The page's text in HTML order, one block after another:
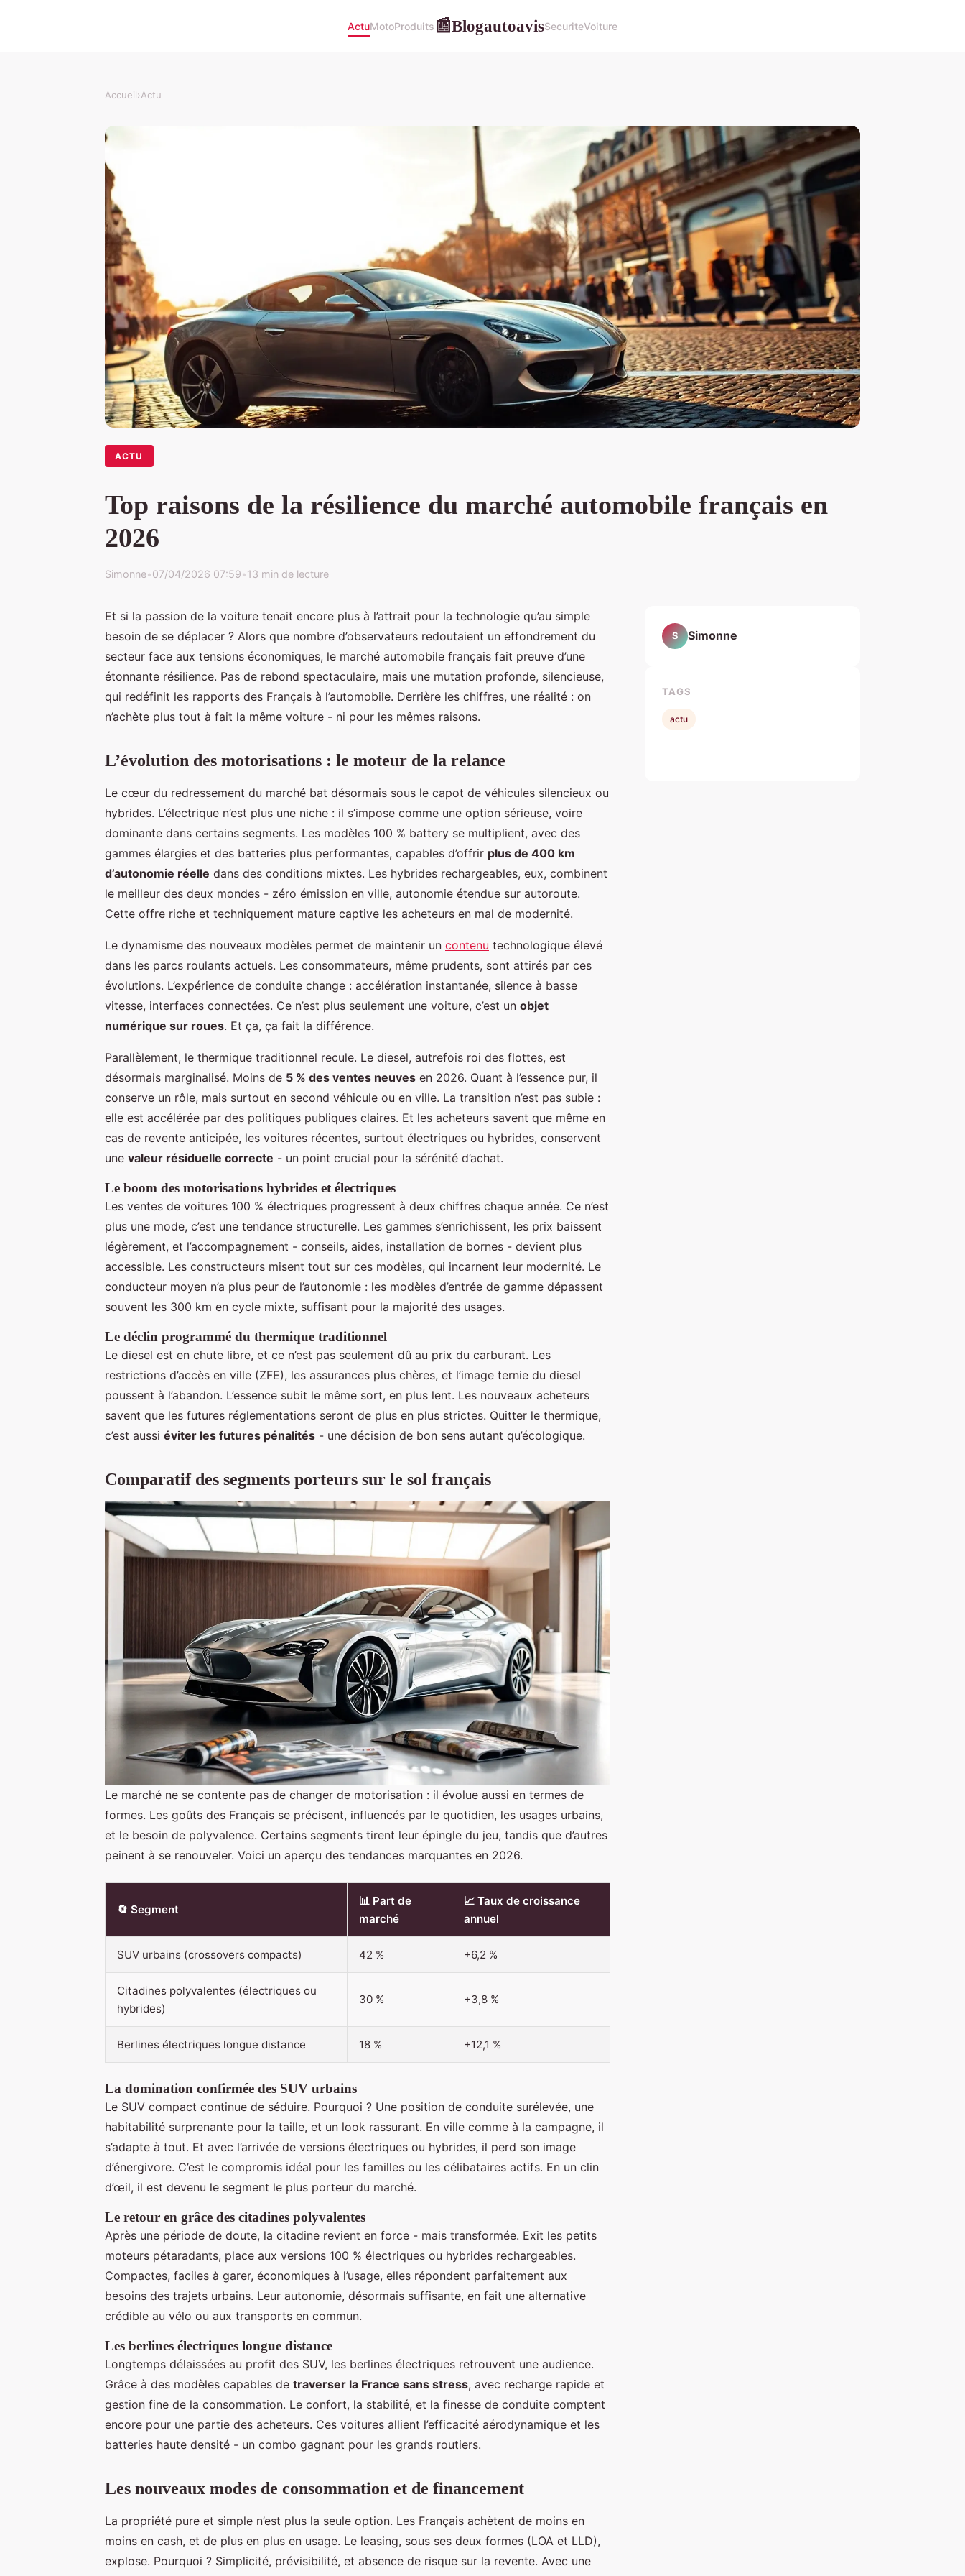
ActuMotoProduits 📰BlogautoavisSecuriteVoiture
Accueil›Actu
ACTU
Top raisons de la résilience du marché automobile français en
2026
Simonne•07/04/2026 07:59•13 min de lecture
Et si la passion de la voiture tenait encore plus à l’attrait pour la technologie qu’au simple
besoin de se déplacer ? Alors que nombre d’observateurs redoutaient un effondrement du
secteur face aux tensions économiques, le marché automobile français fait preuve d’une
étonnante résilience. Pas de rebond spectaculaire, mais une mutation profonde, silencieuse,
qui redéfinit les rapports des Français à l’automobile. Derrière les chiffres, une réalité : on
n’achète plus tout à fait la même voiture - ni pour les mêmes raisons.
L’évolution des motorisations : le moteur de la relance
Le cœur du redressement du marché bat désormais sous le capot de véhicules silencieux ou
hybrides. L’électrique n’est plus une niche : il s’impose comme une option sérieuse, voire
dominante dans certains segments. Les modèles 100 % battery se multiplient, avec des
gammes élargies et des batteries plus performantes, capables d’offrir plus de 400 km
d’autonomie réelle dans des conditions mixtes. Les hybrides rechargeables, eux, combinent
le meilleur des deux mondes - zéro émission en ville, autonomie étendue sur autoroute.
Cette offre riche et techniquement mature captive les acheteurs en mal de modernité.
Le dynamisme des nouveaux modèles permet de maintenir un contenu technologique élevé
dans les parcs roulants actuels. Les consommateurs, même prudents, sont attirés par ces
évolutions. L’expérience de conduite change : accélération instantanée, silence à basse
vitesse, interfaces connectées. Ce n’est plus seulement une voiture, c’est un objet
numérique sur roues. Et ça, ça fait la différence.
Parallèlement, le thermique traditionnel recule. Le diesel, autrefois roi des flottes, est
désormais marginalisé. Moins de 5 % des ventes neuves en 2026. Quant à l’essence pur, il
conserve un rôle, mais surtout en second véhicule ou en ville. La transition n’est pas subie :
elle est accélérée par des politiques publiques claires. Et les acheteurs savent que même en
cas de revente anticipée, les voitures récentes, surtout électriques ou hybrides, conservent
une valeur résiduelle correcte - un point crucial pour la sérénité d’achat.
Le boom des motorisations hybrides et électriques
Les ventes de voitures 100 % électriques progressent à deux chiffres chaque année. Ce n’est
plus une mode, c’est une tendance structurelle. Les gammes s’enrichissent, les prix baissent
légèrement, et l’accompagnement - conseils, aides, installation de bornes - devient plus
accessible. Les constructeurs misent tout sur ces modèles, qui incarnent leur modernité. Le
conducteur moyen n’a plus peur de l’autonomie : les modèles d’entrée de gamme dépassent
souvent les 300 km en cycle mixte, suffisant pour la majorité des usages.
Le déclin programmé du thermique traditionnel
Le diesel est en chute libre, et ce n’est pas seulement dû au prix du carburant. Les
restrictions d’accès en ville (ZFE), les assurances plus chères, et l’image ternie du diesel
poussent à l’abandon. L’essence subit le même sort, en plus lent. Les nouveaux acheteurs
savent que les futures réglementations seront de plus en plus strictes. Quitter le thermique,
c’est aussi éviter les futures pénalités - une décision de bon sens autant qu’écologique.
Comparatif des segments porteurs sur le sol français
Le marché ne se contente pas de changer de motorisation : il évolue aussi en termes de
formes. Les goûts des Français se précisent, influencés par le quotidien, les usages urbains,
et le besoin de polyvalence. Certains segments tirent leur épingle du jeu, tandis que d’autres
peinent à se renouveler. Voici un aperçu des tendances marquantes en 2026.
🔄 Segment
📊 Part de
marché
📈 Taux de croissance
annuel
SUV urbains (crossovers compacts) 42 % +6,2 %
Citadines polyvalentes (électriques ou
hybrides)
30 % +3,8 %
Berlines électriques longue distance 18 % +12,1 %
La domination confirmée des SUV urbains
Le SUV compact continue de séduire. Pourquoi ? Une position de conduite surélevée, une
habitabilité surprenante pour la taille, et un look rassurant. En ville comme à la campagne, il
s’adapte à tout. Et avec l’arrivée de versions électriques ou hybrides, il perd son image
d’énergivore. C’est le compromis idéal pour les familles ou les célibataires actifs. En un clin
d’œil, il est devenu le segment le plus porteur du marché.
Le retour en grâce des citadines polyvalentes
Après une période de doute, la citadine revient en force - mais transformée. Exit les petits
moteurs pétaradants, place aux versions 100 % électriques ou hybrides rechargeables.
Compactes, faciles à garer, économiques à l’usage, elles répondent parfaitement aux
besoins des trajets urbains. Leur autonomie, désormais suffisante, en fait une alternative
crédible au vélo ou aux transports en commun.
Les berlines électriques longue distance
Longtemps délaissées au profit des SUV, les berlines électriques retrouvent une audience.
Grâce à des modèles capables de traverser la France sans stress, avec recharge rapide et
gestion fine de la consommation. Le confort, la stabilité, et la finesse de conduite comptent
encore pour une partie des acheteurs. Ces voitures allient l’efficacité aérodynamique et les
batteries haute densité - un combo gagnant pour les grands routiers.
Les nouveaux modes de consommation et de financement
La propriété pure et simple n’est plus la seule option. Les Français achètent de moins en
moins en cash, et de plus en plus en usage. Le leasing, sous ses deux formes (LOA et LLD),
explose. Pourquoi ? Simplicité, prévisibilité, et absence de risque sur la revente. Avec une
S Simonne
TAGS
actu